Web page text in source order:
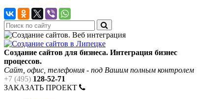
Создание сайтов для бизнеса. Интеграция бизнес
процессов.
Сайт, офис, телефония - под Вашим полным контролем
+7 (495) 128-52-71
ЗАКАЗАТЬ ПРОЕКТ